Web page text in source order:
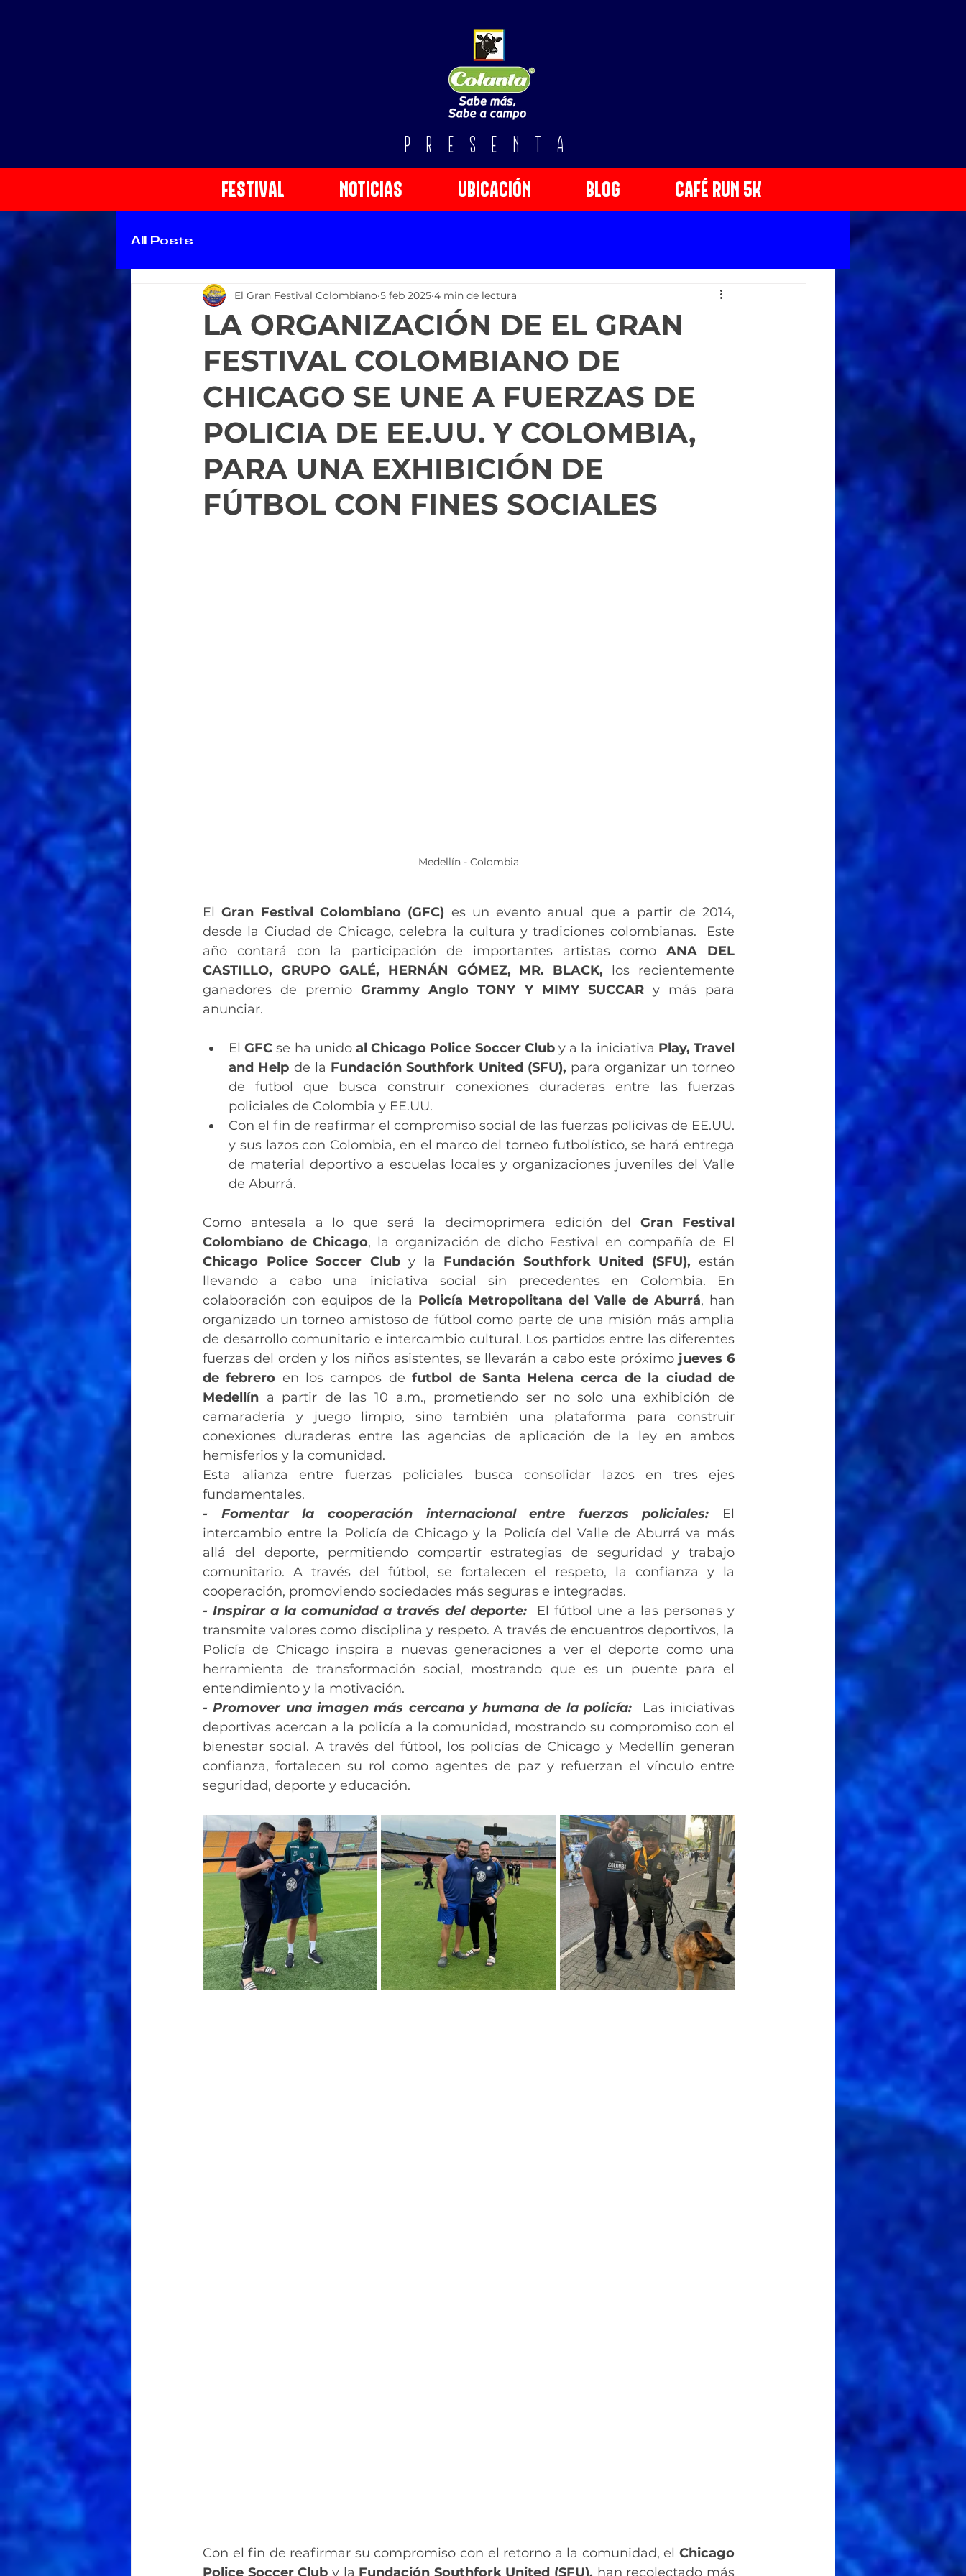
PRESENTA
FESTIVAL NOTICIAS UBICACIÓN BLOG CAFÉ RUN 5K
All Posts
LA ORGANIZACIÓN DE EL GRAN
FESTIVAL COLOMBIANO DE
CHICAGO SE UNE A FUERZAS DE
POLICIA DE EE.UU. Y COLOMBIA,
PARA UNA EXHIBICIÓN DE
FÚTBOL CON FINES SOCIALES
El Gran Festival Colombiano 5 feb 2025 4 min de lectura
Medellín - Colombia
El Gran Festival Colombiano (GFC) es un evento anual que a partir de 2014,
desde la Ciudad de Chicago, celebra la cultura y tradiciones colombianas.  Este
año contará con la participación de importantes artistas como ANA DEL
CASTILLO, GRUPO GALÉ, HERNÁN GÓMEZ, MR. BLACK, los recientemente
ganadores de premio Grammy Anglo TONY Y MIMY SUCCAR y más para
anunciar.
El GFC se ha unido al Chicago Police Soccer Club y a la iniciativa Play, Travel
and Help de la Fundación Southfork United (SFU), para organizar un torneo
de futbol que busca construir conexiones duraderas entre las fuerzas
policiales de Colombia y EE.UU.
Con el fin de reafirmar el compromiso social de las fuerzas policivas de EE.UU.
y sus lazos con Colombia, en el marco del torneo futbolístico, se hará entrega
de material deportivo a escuelas locales y organizaciones juveniles del Valle
de Aburrá.
Como antesala a lo que será la decimoprimera edición del Gran Festival
Colombiano de Chicago
Chicago Police Soccer Club y la Fundación Southfork United (SFU), están
llevando a cabo una iniciativa social sin precedentes en Colombia. En
colaboración con equipos de la Policía Metropolitana del Valle de Aburrá, han
organizado un torneo amistoso de fútbol como parte de una misión más amplia
de desarrollo comunitario e intercambio cultural. Los partidos entre las diferentes
fuerzas del orden y los niños asistentes, se llevarán a cabo este próximo jueves 6
de febrero en los campos de futbol de Santa Helena cerca de la ciudad de
Medellín a partir de las 10 a.m., prometiendo ser no solo una exhibición de
camaradería y juego limpio, sino también una plataforma para construir
conexiones duraderas entre las agencias de aplicación de la ley en ambos
hemisferios y la comunidad.
Esta alianza entre fuerzas policiales busca consolidar lazos en tres ejes
fundamentales.
- Fomentar la cooperación internacional entre fuerzas policiales:
El
intercambio entre la Policía de Chicago y la Policía del Valle de Aburrá va más
allá del deporte, permitiendo compartir estrategias de seguridad y trabajo
comunitario. A través del fútbol, se fortalecen el respeto, la confianza y la
cooperación, promoviendo sociedades más seguras e integradas.
- Inspirar a la comunidad a través del deporte: El fútbol une a las personas y
transmite valores como disciplina y respeto. A través de encuentros deportivos, la
Policía de Chicago inspira a nuevas generaciones a ver el deporte como una
herramienta de transformación social, mostrando que es un puente para el
entendimiento y la motivación.
- Promover una imagen más cercana y humana de la policía: Las iniciativas
deportivas acercan a la policía a la comunidad, mostrando su compromiso con el
bienestar social. A través del fútbol, los policías de Chicago y Medellín generan
confianza, fortalecen su rol como agentes de paz y refuerzan el vínculo entre
seguridad, deporte y educación.
Con el fin de reafirmar su compromiso con el retorno a la comunidad, el Chicago
Police Soccer Club y la Fundación Southfork United (SFU), han recolectado más